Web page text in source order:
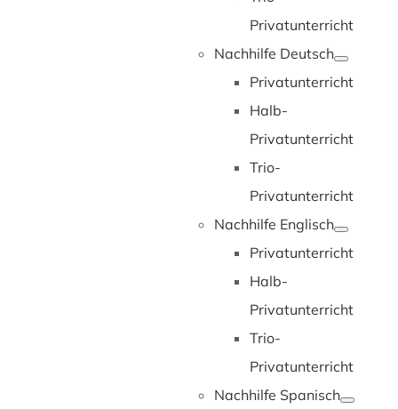
Privatunterricht
Nachhilfe Deutsch
Privatunterricht
Halb-
Privatunterricht
Trio-
Privatunterricht
Nachhilfe Englisch
Privatunterricht
Halb-
Privatunterricht
Trio-
Privatunterricht
Nachhilfe Spanisch